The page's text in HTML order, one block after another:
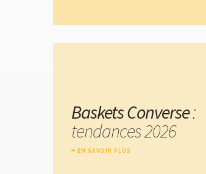
Baskets Converse:
tendances 2026
EN SAVOIR PLUS